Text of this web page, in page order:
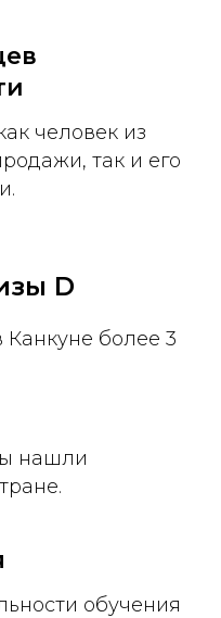
человек из
так и его
D
более 3
нашли
обучения